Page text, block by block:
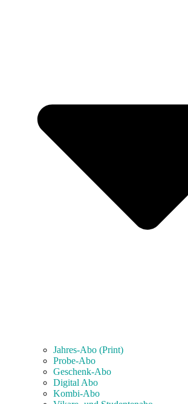
Jahres-Abo (Print)
Probe-Abo
Geschenk-Abo
Digital Abo
Kombi-Abo